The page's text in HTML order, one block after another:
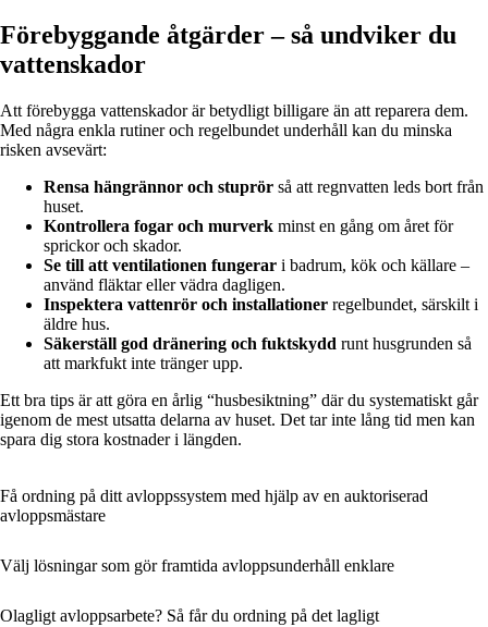
Förebyggande åtgärder – så undviker du
vattenskador
Att förebygga vattenskador är betydligt billigare än att reparera dem.
Med några enkla rutiner och regelbundet underhåll kan du minska
risken avsevärt:
Rensa hängrännor och stuprör så att regnvatten leds bort från
huset.
Kontrollera fogar och murverk minst en gång om året för
sprickor och skador.
Se till att ventilationen fungerar i badrum, kök och källare –
använd fläktar eller vädra dagligen.
Inspektera vattenrör och installationer regelbundet, särskilt i
äldre hus.
Säkerställ god dränering och fuktskydd runt husgrunden så
att markfukt inte tränger upp.
Ett bra tips är att göra en årlig “husbesiktning” där du systematiskt går
igenom de mest utsatta delarna av huset. Det tar inte lång tid men kan
spara dig stora kostnader i längden.
Få ordning på ditt avloppssystem med hjälp av en auktoriserad
avloppsmästare
Välj lösningar som gör framtida avloppsunderhåll enklare
Olagligt avloppsarbete? Så får du ordning på det lagligt